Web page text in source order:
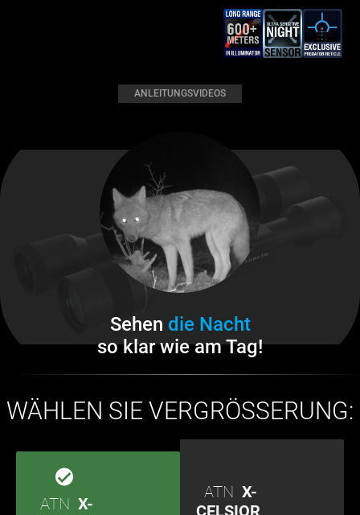
ANLEITUNGSVIDEOS
Sehen die Nacht
so klar wie am Tag!
WÄHLEN SIE VERGRÖSSERUNG:
ATN X-
ATN X-
CELSIOR